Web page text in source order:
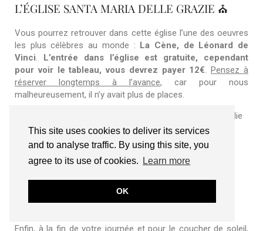
This site uses cookies to deliver its services
and to analyse traffic. By using this site, you
agree to its use of cookies.
Learn more
OK
L’ÉGLISE SANTA MARIA DELLE GRAZIE ⛪
Vous pourrez retrouver dans cette église l’une des oeuvres
les plus célèbres au monde : La Cène, de Léonard de
Vinci. L’entrée dans l’église est gratuite, cependant
pour voir le tableau, vous devrez payer 12€.Pensez à
réserver longtemps à l’avance, car pour nous
malheureusement, il n’y avait plus de places.
📍Piazza di Santa Maria delle Grazie, 20123 Milano MI, Italie
⏱ Ouvert de 8h15 à 19h. Fermée le lundi.
💶 12€ pour voir la scène.Icipour réserver son billet.
LES NAVIGLIS 🍹
Enfin, à la fin de votre journée et pour le coucher de soleil,